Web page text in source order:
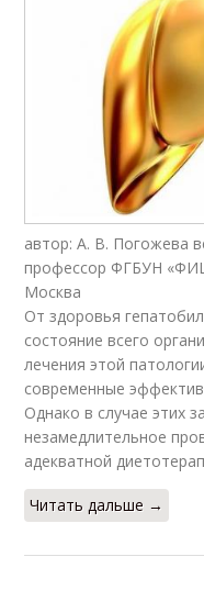
автор: А. В. Погожева
профессор ФГБУН
Москва
От здоровья
состояние всего
лечения этой
современные
Однако в случае этих
незамедлительное
адекватной
Читать дальше →